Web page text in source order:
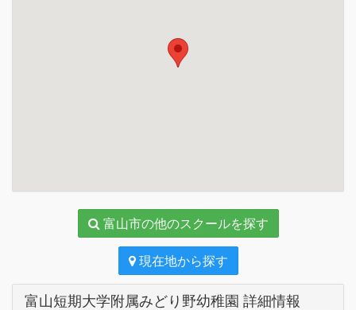
富山市の他のスクールを探す
現在地から探す
富山短期大学附属みどり野幼稚園 詳細情報